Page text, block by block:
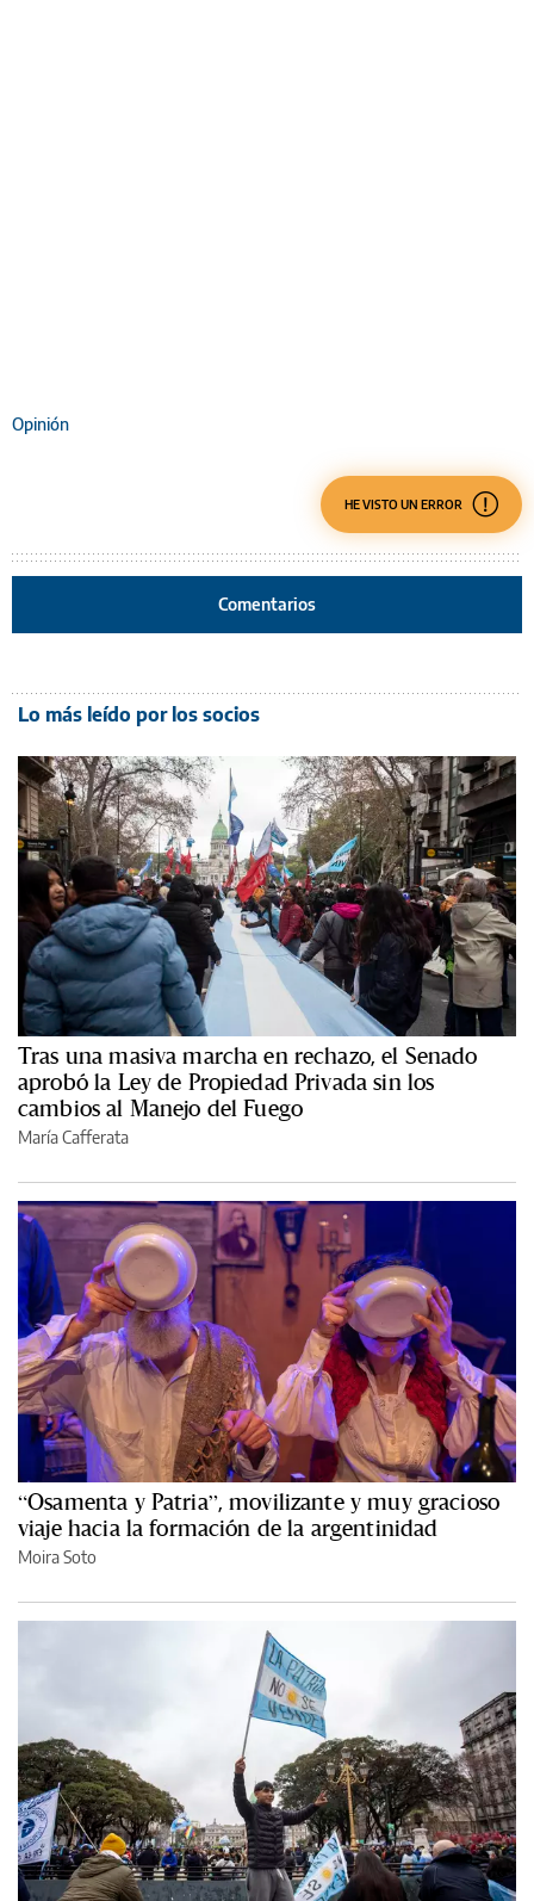
Opinión
HE VISTO UN ERROR
Comentarios
Lo más leído por los socios
Tras una masiva marcha en rechazo, el Senado
aprobó la Ley de Propiedad Privada sin los
cambios al Manejo del Fuego
María Cafferata
“Osamenta y Patria”, movilizante y muy gracioso
viaje hacia la formación de la argentinidad
Moira Soto